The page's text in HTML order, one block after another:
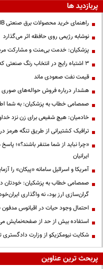
پربازدید ها
راهنمای خرید محصولات برق صنعتی ABB
نوشابه رژیمی روی حافظه اثر می‌گذارد
پزشکیان: خدمت بی‌منت و مشارکت
3 اشتباه رایج در انتخاب رنگ صنعتی که هزینه‌اش را سال‌ها می‌پردازید...
قیمت نفت صعودی ماند
هشدار درباره فروش حواله‌های صوری
صمصامی خطاب به پزشکیان: به شما
خادمیان: هیچ شفیعی برای زن نزد
ترافیک کشتیرانی از طریق تنگه هرمز در یک هفته به
«چرا نباید از شما متنفر باشند؟»؛
ایرانیان
آمریکا و اسرائیل سامانه «پیکان» را
صمصامی خطاب به پزشکیان: خودتان در
گران‌سازی ارز بود، نه واگذاری
احتمال وجود حیات در اقیانوس مدفون
استفاده بیش از حد از صفحه‌نمایش
شکایت نیومکزیکو از وزارت دادگستری
پربحث ترین عناوین